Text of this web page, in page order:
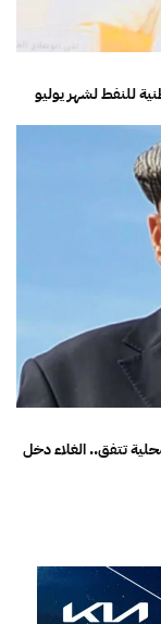
للنفط لشهر يوليو
الدولية والمحلية تتفق.. الغلاء دخل